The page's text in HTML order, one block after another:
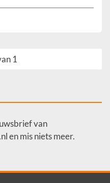
1
van
en mis niets meer.